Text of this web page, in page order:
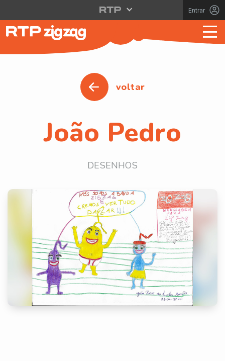
Entrar
voltar
João Pedro
DESENHOS